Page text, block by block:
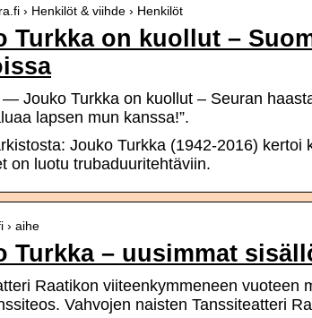
› Henkilöt & viihde › Henkilöt
Turkka on kuollut –
Jouko Turkka on kuollut – Seuran
lapsen mun kanssa!”.
Jouko Turkka (1942-2016)
on luotu trubaduuritehtäviin.
› aihe
Turkka – uusimmat
Raatikon viiteenkymmeneen vuoteen
Vahvojen naisten Tanssiteatteri